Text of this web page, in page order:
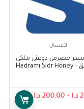
الأعسال
حضرمي دوعني ملكي
من رحيق – Hadrami Sidr Honey
د.ا –
200.00 د.ا